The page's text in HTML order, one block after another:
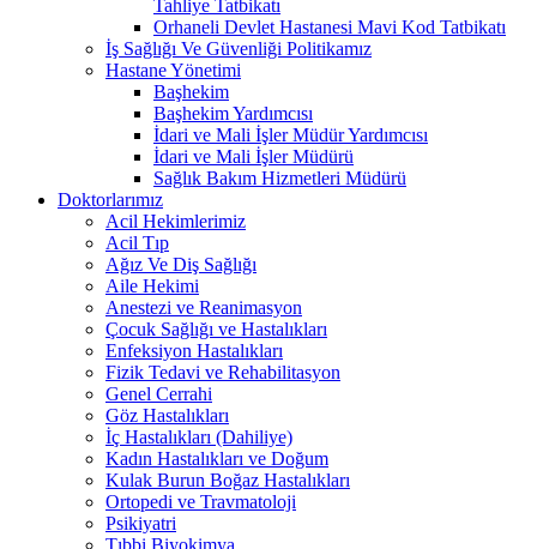
Tahliye Tatbikatı
Orhaneli Devlet Hastanesi Mavi Kod Tatbikatı
İş Sağlığı Ve Güvenliği Politikamız
Hastane Yönetimi
Başhekim
Başhekim Yardımcısı
İdari ve Mali İşler Müdür Yardımcısı
İdari ve Mali İşler Müdürü
Sağlık Bakım Hizmetleri Müdürü
Doktorlarımız
Acil Hekimlerimiz
Acil Tıp
Ağız Ve Diş Sağlığı
Aile Hekimi
Anestezi ve Reanimasyon
Çocuk Sağlığı ve Hastalıkları
Enfeksiyon Hastalıkları
Fizik Tedavi ve Rehabilitasyon
Genel Cerrahi
Göz Hastalıkları
İç Hastalıkları (Dahiliye)
Kadın Hastalıkları ve Doğum
Kulak Burun Boğaz Hastalıkları
Ortopedi ve Travmatoloji
Psikiyatri
Tıbbi Biyokimya